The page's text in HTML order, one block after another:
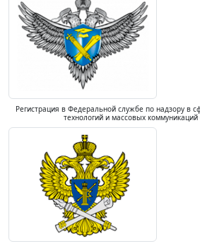
Регистрация в Федеральной службе по надзору в
технологий и массовых коммуникаций